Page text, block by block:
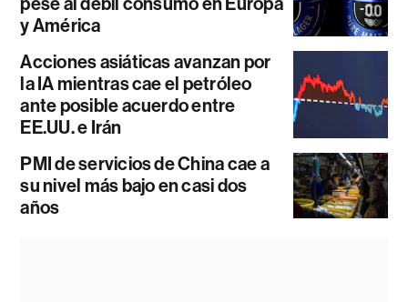
y América
Acciones asiáticas avanzan por
la IA mientras cae el petróleo
ante posible acuerdo entre
EE.UU. e Irán
PMI de servicios de China cae a
su nivel más bajo en casi dos
años